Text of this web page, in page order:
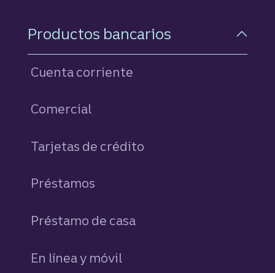
Navegación a pie de
Productos bancarios
Cuenta corriente
Comercial
Tarjetas de crédito
Préstamos
Préstamo de casa
En línea y móvil